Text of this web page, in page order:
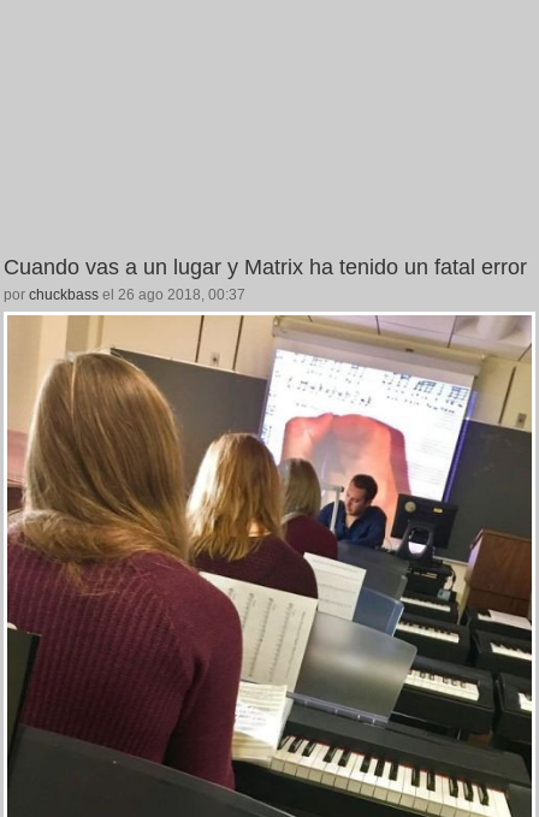
Cuando vas a un lugar y Matrix ha tenido un fatal error
por chuckbass el 26 ago 2018, 00:37